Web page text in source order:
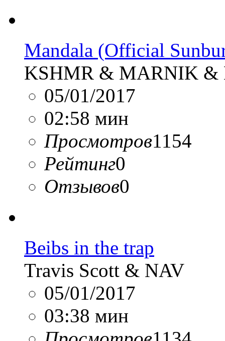
Mandala (Official
KSHMR & MARNIK &
05/01/2017
02:58 мин
Просмотров1154
Рейтинг0
Отзывов0
Beibs in the trap
Travis Scott & NAV
05/01/2017
03:38 мин